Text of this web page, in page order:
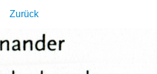
Zurück